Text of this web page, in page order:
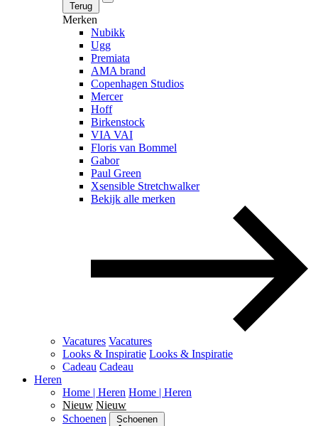
Terug
Merken
Nubikk
Ugg
Premiata
AMA brand
Copenhagen Studios
Mercer
Hoff
Birkenstock
VIA VAI
Floris van Bommel
Gabor
Paul Green
Xsensible Stretchwalker
Bekijk alle merken
Vacatures Vacatures
Looks & Inspiratie Looks & Inspiratie
Cadeau Cadeau
Heren
Home | Heren Home | Heren
Nieuw Nieuw
Schoenen
Schoenen